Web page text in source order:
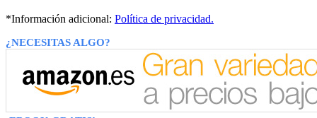
*Información adicional: Política de privacidad.
¿NECESITAS ALGO?